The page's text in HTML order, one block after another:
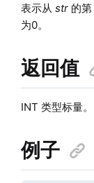
表示从 str的第
为0。
返回值
INT 类型标量。
例子